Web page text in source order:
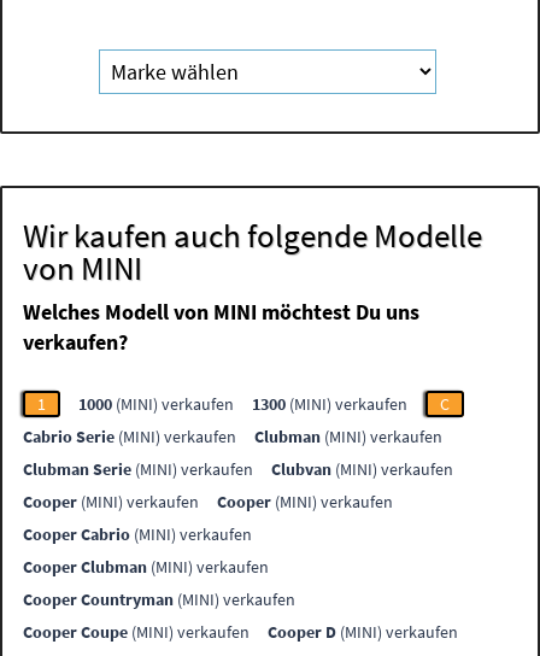
Wir kaufen auch folgende Modelle
von MINI
Welches Modell von MINI möchtest Du uns
verkaufen?
1 1000 (MINI) verkaufen 1300 (MINI) verkaufen
C
Cabrio Serie (MINI) verkaufen Clubman (MINI) verkaufen
Clubman Serie (MINI) verkaufen Clubvan (MINI) verkaufen
Cooper (MINI) verkaufen Cooper (MINI) verkaufen
Cooper Cabrio (MINI) verkaufen
Cooper Clubman (MINI) verkaufen
Cooper Countryman (MINI) verkaufen
Cooper Coupe (MINI) verkaufen Cooper D (MINI) verkaufen